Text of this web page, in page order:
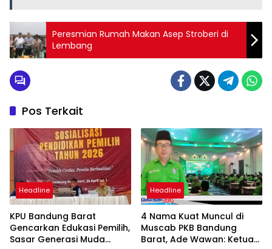
Peresmian Rumah Makan Asep Stroberi di
Lembang
Pos Terkait
Headline
KPU Bandung Barat
Gencarkan Edukasi Pemilih,
Sasar Generasi Muda
Headline
4 Nama Kuat Muncul di
Muscab PKB Bandung
Barat, Ade Wawan: Ketua